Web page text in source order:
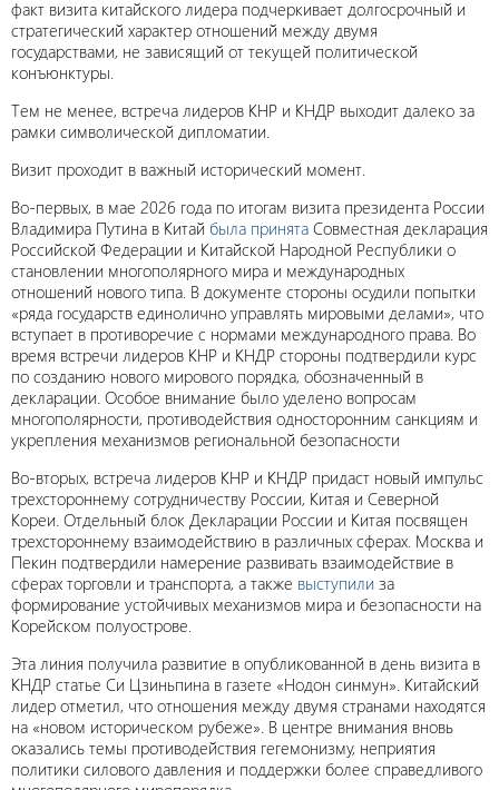
факт визита китайского лидера подчеркивает долгосрочный и
стратегический характер отношений между двумя
государствами, не зависящий от текущей политической
конъюнктуры.
Тем не менее, встреча лидеров КНР и КНДР выходит далеко за
рамки символической дипломатии.
Визит проходит в важный исторический момент.
Во-первых, в мае 2026 года по итогам визита президента России
Владимира Путина в Китай была принята Совместная декларация
Российской Федерации и Китайской Народной Республики о
становлении многополярного мира и международных
отношений нового типа. В документе стороны осудили попытки
«ряда государств единолично управлять мировыми делами», что
вступает в противоречие с нормами международного права. Во
время встречи лидеров КНР и КНДР стороны подтвердили курс
по созданию нового мирового порядка, обозначенный в
декларации. Особое внимание было уделено вопросам
многополярности, противодействия односторонним санкциям и
укрепления механизмов региональной безопасности
Во-вторых, встреча лидеров КНР и КНДР придаст новый импульс
трехстороннему сотрудничеству России, Китая и Северной
Кореи. Отдельный блок Декларации России и Китая посвящен
трехстороннему взаимодействию в различных сферах. Москва и
Пекин подтвердили намерение развивать взаимодействие в
сферах торговли и транспорта, а также выступили за
формирование устойчивых механизмов мира и безопасности на
Корейском полуострове.
Эта линия получила развитие в опубликованной в день визита в
КНДР статье Си Цзиньпина в газете «Нодон синмун». Китайский
лидер отметил, что отношения между двумя странами находятся
на «новом историческом рубеже». В центре внимания вновь
оказались темы противодействия гегемонизму, неприятия
политики силового давления и поддержки более справедливого